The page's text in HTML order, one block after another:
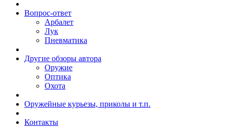
Вопрос-ответ
Арбалет
Лук
Пневматика
Другие обзоры автора
Оружие
Оптика
Охота
Оружейные курьезы, приколы и т.п.
Контакты